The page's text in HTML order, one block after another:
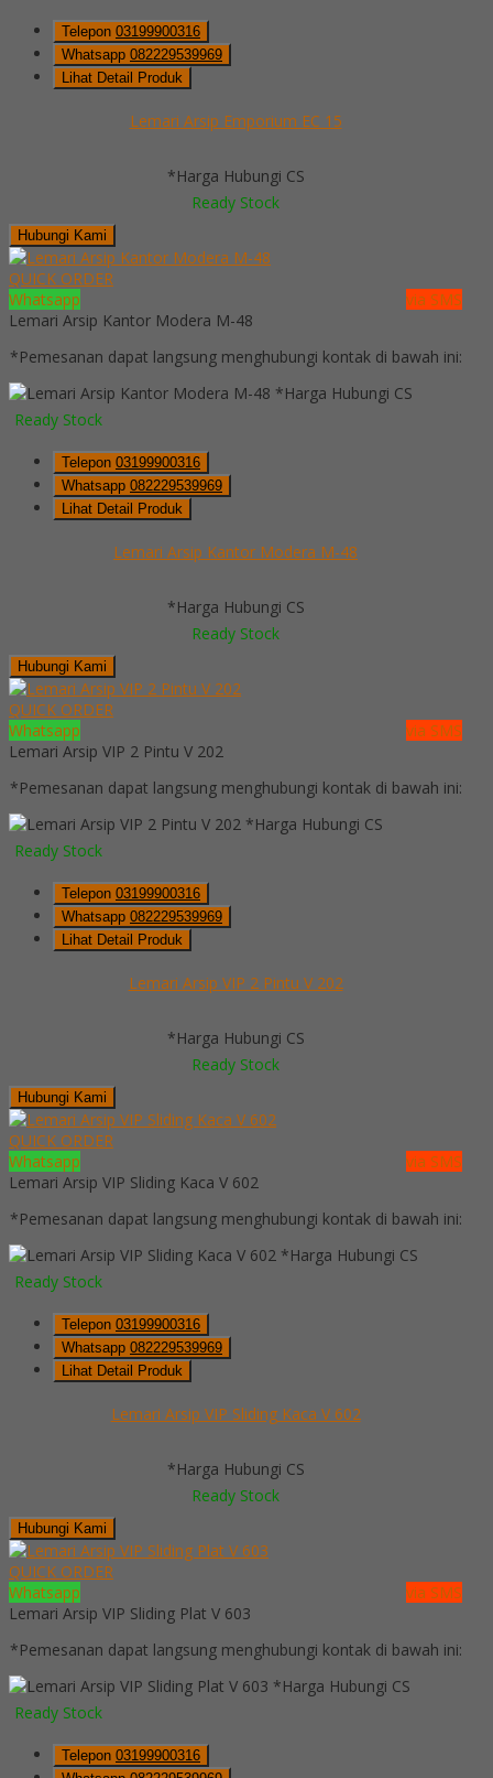
Telepon 03199900316
Whatsapp 082229539969
Lihat Detail Produk
Lemari Arsip Emporium EC 15
*Harga Hubungi CS
Ready Stock
Hubungi Kami
QUICK ORDER
Whatsapp
via SMS
Lemari Arsip Kantor Modera M-48
*Pemesanan dapat langsung menghubungi kontak di bawah ini:
*Harga Hubungi CS
Ready Stock
Telepon 03199900316
Whatsapp 082229539969
Lihat Detail Produk
Lemari Arsip Kantor Modera M-48
*Harga Hubungi CS
Ready Stock
Hubungi Kami
QUICK ORDER
Whatsapp
via SMS
Lemari Arsip VIP 2 Pintu V 202
*Pemesanan dapat langsung menghubungi kontak di bawah ini:
*Harga Hubungi CS
Ready Stock
Telepon 03199900316
Whatsapp 082229539969
Lihat Detail Produk
Lemari Arsip VIP 2 Pintu V 202
*Harga Hubungi CS
Ready Stock
Hubungi Kami
QUICK ORDER
Whatsapp
via SMS
Lemari Arsip VIP Sliding Kaca V 602
*Pemesanan dapat langsung menghubungi kontak di bawah ini:
*Harga Hubungi CS
Ready Stock
Telepon 03199900316
Whatsapp 082229539969
Lihat Detail Produk
Lemari Arsip VIP Sliding Kaca V 602
*Harga Hubungi CS
Ready Stock
Hubungi Kami
QUICK ORDER
Whatsapp
via SMS
Lemari Arsip VIP Sliding Plat V 603
*Pemesanan dapat langsung menghubungi kontak di bawah ini:
*Harga Hubungi CS
Ready Stock
Telepon 03199900316